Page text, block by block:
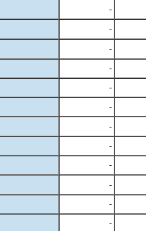
-
-
-
-
-
-
-
-
-
-
-
-